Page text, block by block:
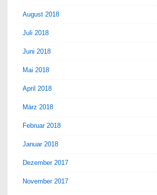
August 2018
Juli 2018
Juni 2018
Mai 2018
April 2018
März 2018
Februar 2018
Januar 2018
Dezember 2017
November 2017